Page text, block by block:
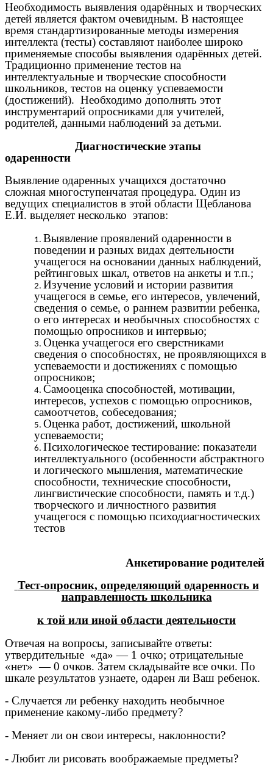
Необходимость выявления одарённых и творческих
детей является фактом очевидным. В настоящее
время стандартизированные методы измерения
интеллекта (тесты) составляют наиболее широко
применяемые способы выявления одарённых детей.
Традиционно применение тестов на
интеллектуальные и творческие способности
школьников, тестов на оценку успеваемости
(достижений). Необходимо дополнять этот
инструментарий опросниками для учителей,
родителей, данными наблюдений за детьми.
Диагностические этапы
одаренности
Выявление одаренных учащихся достаточно
сложная многоступенчатая процедура. Один из
ведущих специалистов в этой области Щебланова
Е.И. выделяет несколько этапов:
Выявление проявлений одаренности в
поведении и разных видах деятельности
учащегося на основании данных наблюдений,
рейтинговых шкал, ответов на анкеты и т.п.;
Изучение условий и истории развития
учащегося в семье, его интересов, увлечений,
сведения о семье, о раннем развитии ребенка,
о его интересах и необычных способностях с
помощью опросников и интервью;
Оценка учащегося его сверстниками
сведения о способностях, не проявляющихся в
успеваемости и достижениях с помощью
опросников;
Самооценка способностей, мотивации,
интересов, успехов с помощью опросников,
самоотчетов, собеседования;
Оценка работ, достижений, школьной
успеваемости;
Психологическое тестирование: показатели
интеллектуального (особенности абстрактного
и логического мышления, математические
способности, технические способности,
лингвистические способности, память и т.д.)
творческого и личностного развития
учащегося с помощью психодиагностических
тестов
Анкетирование родителей
Тест-опросник, определяющий одаренность и
направленность школьника
к той или иной области деятельности
Отвечая на вопросы, записывайте ответы:
утвердительные «да» — 1 очко; отрицательные
«нет» — 0 очков. Затем складывайте все очки. По
шкале результатов узнаете, одарен ли Ваш ребенок.
- Случается ли ребенку находить необычное
применение какому-либо предмету?
- Меняет ли он свои интересы, наклонности?
- Любит ли рисовать воображаемые предметы?